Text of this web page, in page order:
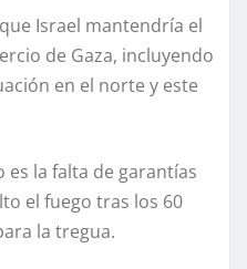
Israel mantendría el
de Gaza, incluyendo
en el norte y este
la falta de garantías
el fuego tras los 60
la tregua.